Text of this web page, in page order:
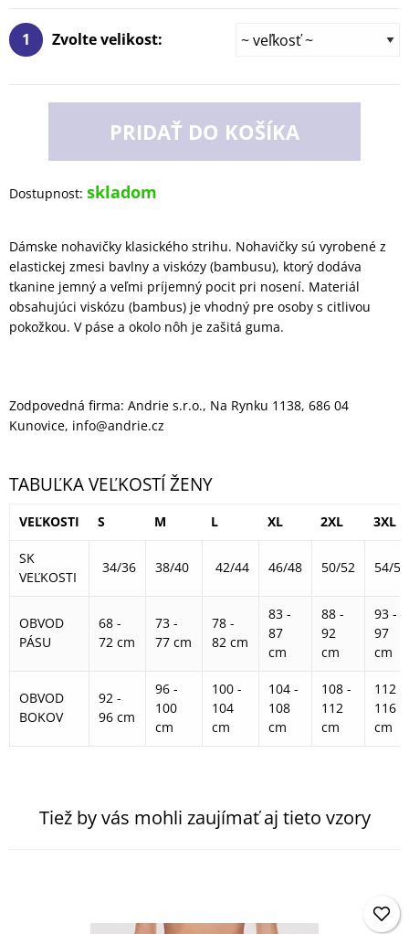
1 Zvolte velikost:
PRIDAŤ DO KOŠÍKA
Dostupnost: skladom
Dámske nohavičky klasického strihu. Nohavičky sú vyrobené z
elastickej zmesi bavlny a viskózy (bambusu), ktorý dodáva
tkanine jemný a veľmi príjemný pocit pri nosení. Materiál
obsahujúci viskózu (bambus) je vhodný pre osoby s citlivou
pokožkou. V páse a okolo nôh je zašitá guma.
Zodpovedná firma: Andrie s.r.o., Na Rynku 1138, 686 04
Kunovice, info@andrie.cz
TABUĽKA VEĽKOSTÍ ŽENY
VEĽKOSTI S M L XL 2XL 3XL
SK
VEĽKOSTI
34/36 38/40 42/44 46/48 50/52 54/56
OBVOD
PÁSU
68 -
72 cm
73 -
77 cm
78 -
82 cm
83 -
87
cm
88 -
92
cm
93 -
97
cm
OBVOD
BOKOV
92 -
96 cm
96 -
100
cm
100 -
104
cm
104 -
108
cm
108 -
112
cm
112 -
116
cm
Tiež by vás mohli zaujímať aj tieto vzory